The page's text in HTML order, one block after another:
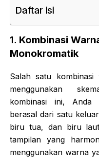
Daftar isi
1. Kombinasi
Monokromatik
Salah satu
menggunakan
kombinasi ini, Anda
berasal dari satu
biru tua, dan biru
tampilan yang
menggunakan warna